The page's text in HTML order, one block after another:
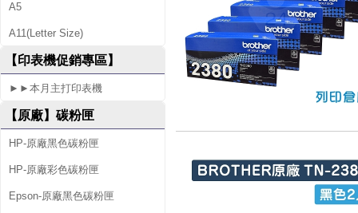
6
5
D
W
A5
A11(Letter Size)
【印表機促銷專區】
►►本月主打印表機
【原廠】碳粉匣
HP-原廠黑色碳粉匣
HP-原廠彩色碳粉匣
Epson-原廠黑色碳粉匣